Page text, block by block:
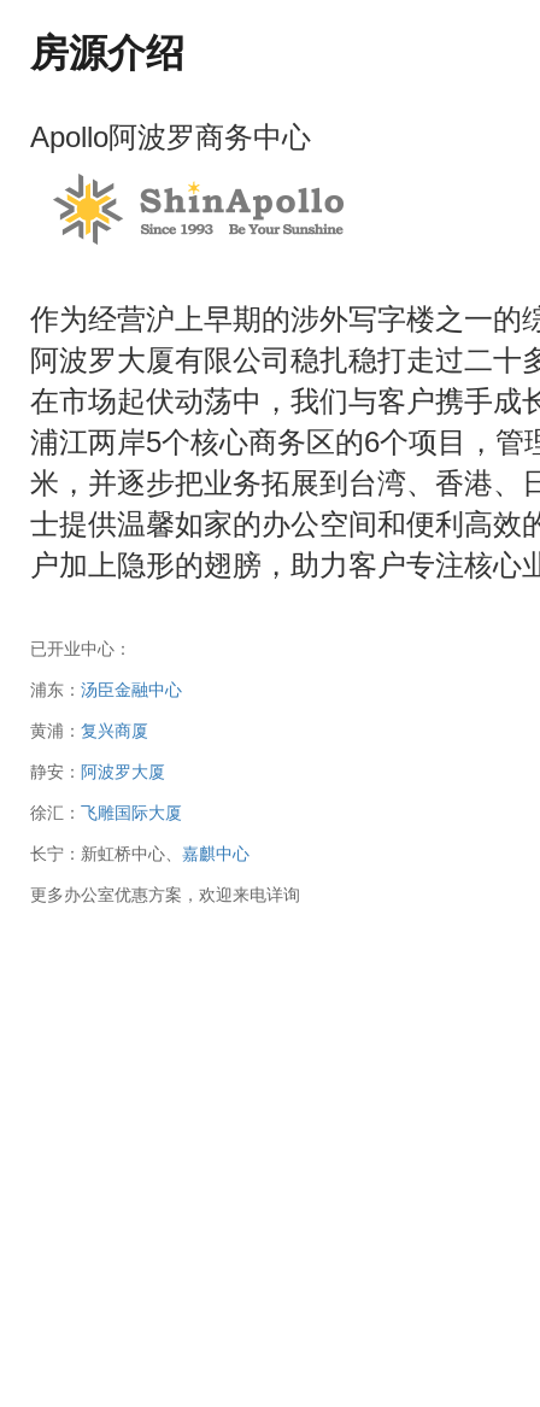
房源介绍
Apollo阿波罗商务中心
作为经营沪上早期的涉外写字楼之一的
阿波罗大厦有限公司稳扎稳打走过二十
在市场起伏动荡中，我们与客户携手成
浦江两岸5个核心商务区的6个项目，管
米，并逐步把业务拓展到台湾、香港、
士提供温馨如家的办公空间和便利高效
户加上隐形的翅膀，助力客户专注核心
已开业中心：
浦东： 汤臣金融中心
黄浦： 复兴商厦
静安： 阿波罗大厦
徐汇： 飞雕国际大厦
长宁：新虹桥中心、 嘉麒中心
更多办公室优惠方案，欢迎来电详询